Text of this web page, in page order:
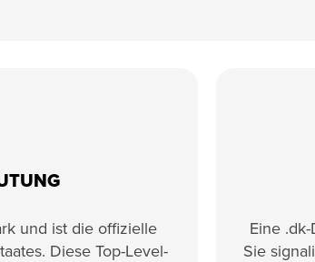
und ist die offizielle
Diese Top-Level-
Eine
Sie